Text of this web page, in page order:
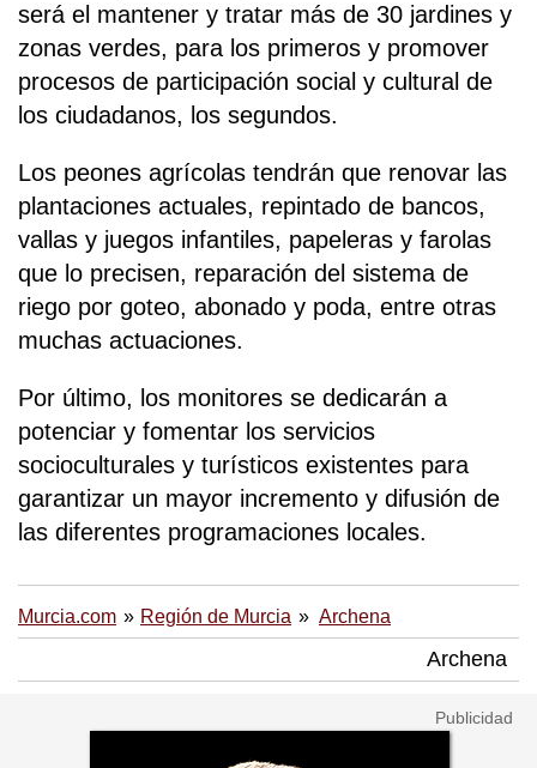
será el mantener y tratar más de 30 jardines y
zonas verdes, para los primeros y promover
procesos de participación social y cultural de
los ciudadanos, los segundos.
Los peones agrícolas tendrán que renovar las
plantaciones actuales, repintado de bancos,
vallas y juegos infantiles, papeleras y farolas
que lo precisen, reparación del sistema de
riego por goteo, abonado y poda, entre otras
muchas actuaciones.
Por último, los monitores se dedicarán a
potenciar y fomentar los servicios
socioculturales y turísticos existentes para
garantizar un mayor incremento y difusión de
las diferentes programaciones locales.
Murcia.com Región de Murcia Archena
Archena